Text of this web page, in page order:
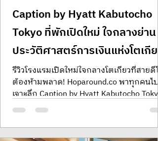
Caption by Hyatt Kabutocho
Tokyo ที่พักเปิดใหม่ ใจกลางย่าน
ประวัติศาสตร์การเงินแห่งโตเกียว
รีวิวโรงแรมเปิดใหม่ใจกลางโตเกียวที่สายดีไ
ต้องห้ามพลาด! Hoparound.co พาทุกคนไป
เจาะลึก Caption by Hyatt Kabutocho Tokyo
พื้นที่พักผ่อนสุดสร้างสรรค์ในย่าน
ชีวาอีกครั้ง การรีวิวครั้งนี้เราจะพาไปสัมผัส